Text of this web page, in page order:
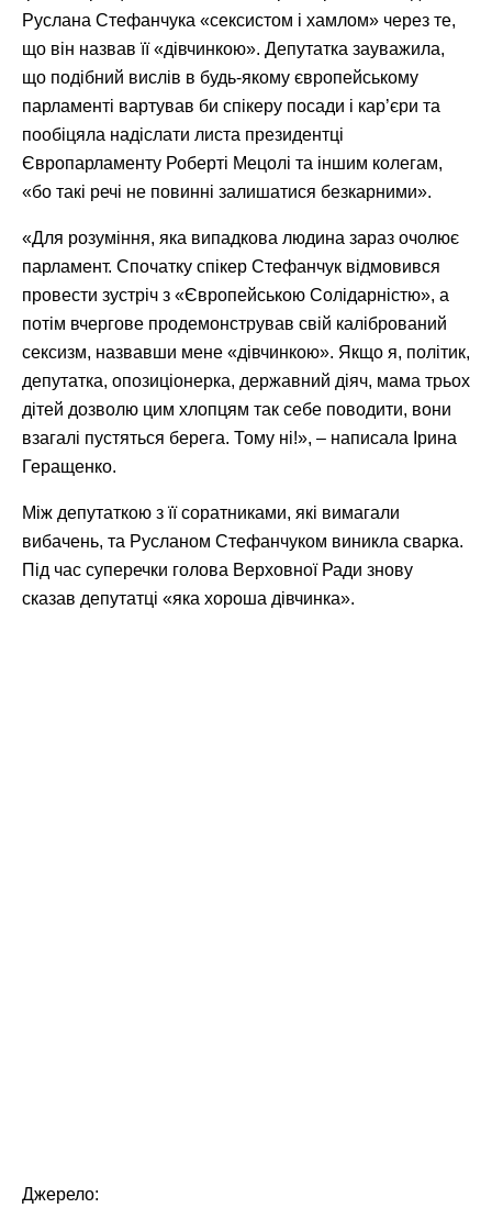
Руслана Стефанчука «сексистом і хамлом» через те,
що він назвав її «дівчинкою». Депутатка зауважила,
що подібний вислів в будь-якому європейському
парламенті вартував би спікеру посади і кар’єри та
пообіцяла надіслати листа президентці
Європарламенту Роберті Мецолі та іншим колегам,
«бо такі речі не повинні залишатися безкарними».
«Для розуміння, яка випадкова людина зараз очолює
парламент. Спочатку спікер Стефанчук відмовився
провести зустріч з «Європейською Солідарністю», а
потім вчергове продемонстрував свій калібрований
сексизм, назвавши мене «дівчинкою». Якщо я, політик,
депутатка, опозиціонерка, державний діяч, мама трьох
дітей дозволю цим хлопцям так себе поводити, вони
взагалі пустяться берега. Тому ні!», – написала Ірина
Геращенко.
Між депутаткою з її соратниками, які вимагали
вибачень, та Русланом Стефанчуком виникла сварка.
Під час суперечки голова Верховної Ради знову
сказав депутатці «яка хороша дівчинка».
Джерело: